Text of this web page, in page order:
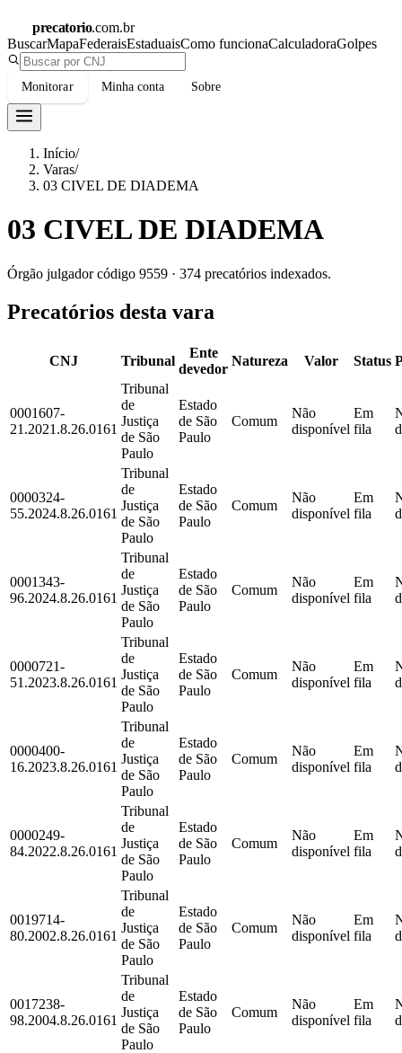
precatorio.com.br
BuscarMapaFederaisEstaduaisComo funcionaCalculadoraGolpes
Monitorar Minha conta Sobre
Início/
Varas/
03 CIVEL DE DIADEMA
03 CIVEL DE DIADEMA
Órgão julgador código 9559 · 374 precatórios indexados.
Precatórios desta vara
CNJ Tribunal
Ente
devedor
Natureza Valor Status
0001607-
21.2021.8.26.0161
Tribunal
de
Justiça
de São
Paulo
Estado
de São
Paulo
Comum
Não
disponível
Em
fila
0000324-
55.2024.8.26.0161
Tribunal
de
Justiça
de São
Paulo
Estado
de São
Paulo
Comum
Não
disponível
Em
fila
0001343-
96.2024.8.26.0161
Tribunal
de
Justiça
de São
Paulo
Estado
de São
Paulo
Comum
Não
disponível
Em
fila
0000721-
51.2023.8.26.0161
Tribunal
de
Justiça
de São
Paulo
Estado
de São
Paulo
Comum
Não
disponível
Em
fila
0000400-
16.2023.8.26.0161
Tribunal
de
Justiça
de São
Paulo
Estado
de São
Paulo
Comum
Não
disponível
Em
fila
0000249-
84.2022.8.26.0161
Tribunal
de
Justiça
de São
Paulo
Estado
de São
Paulo
Comum
Não
disponível
Em
fila
0019714-
80.2002.8.26.0161
Tribunal
de
Justiça
de São
Paulo
Estado
de São
Paulo
Comum
Não
disponível
Em
fila
0017238-
98.2004.8.26.0161
Tribunal
de
Justiça
de São
Paulo
Estado
de São
Paulo
Comum
Não
disponível
Em
fila